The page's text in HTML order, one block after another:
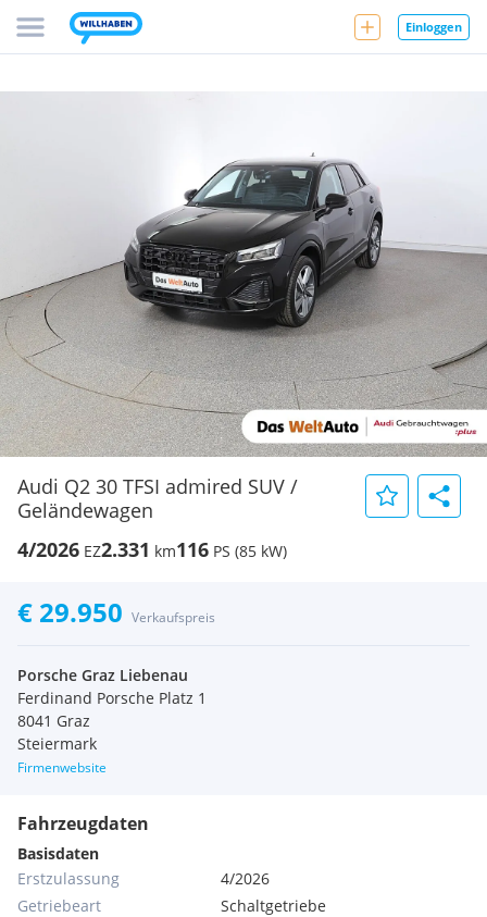
Einloggen
Audi Q2 30 TFSI admired SUV /
Geländewagen
4/2026 EZ2.331 km116 PS (85 kW)
€ 29.950 Verkaufspreis
Porsche Graz Liebenau
Ferdinand Porsche Platz 1
8041 Graz
Steiermark
Firmenwebsite
Fahrzeugdaten
Basisdaten
Erstzulassung
4/2026
Getriebeart
Schaltgetriebe